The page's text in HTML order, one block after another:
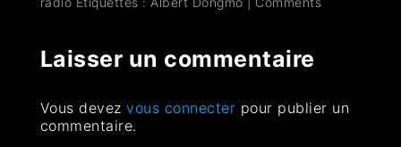
Laisser un commentaire
Vous devezvous connecter pour publier un
commentaire.